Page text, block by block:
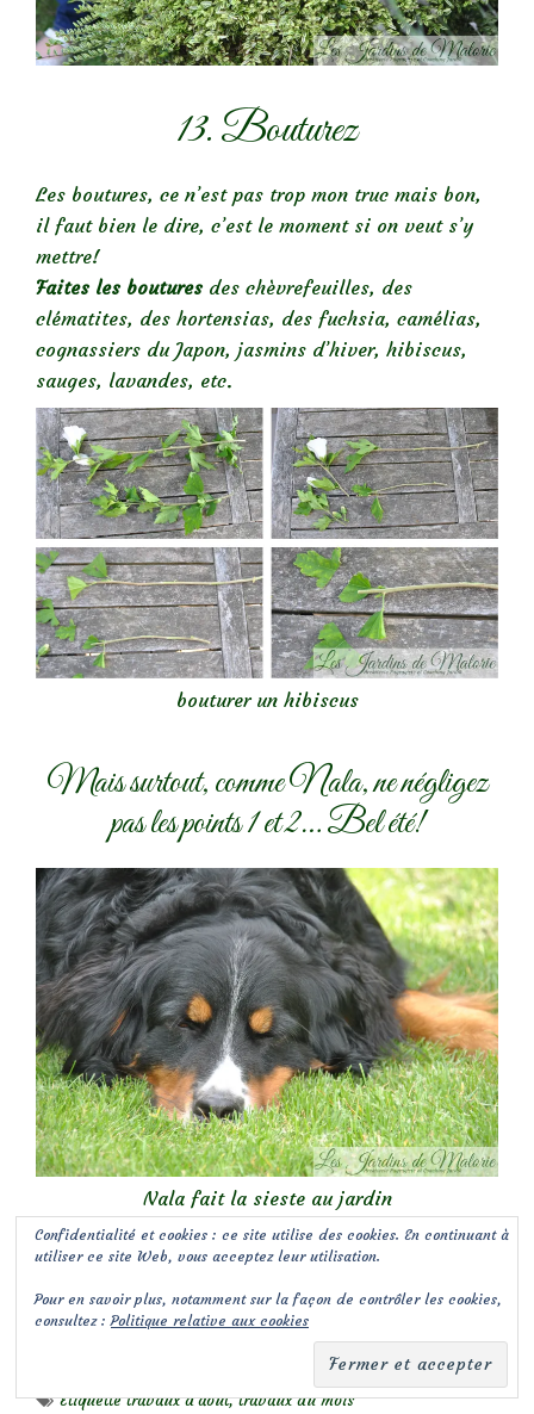
13. Bouturez
Les boutures, ce n’est pas trop mon truc mais bon,
il faut bien le dire, c’est le moment si on veut s’y
mettre!
Faites les boutures des chèvrefeuilles, des
clématites, des hortensias, des fuchsia, camélias,
cognassiers du Japon, jasmins d’hiver, hibiscus,
sauges, lavandes, etc.
bouturer un hibiscus
Mais surtout, comme Nala, ne négligez
pas les points 1 et 2… Bel été!
Nala fait la sieste au jardin
E-mail Imprimer
Étiquettetravaux d'août,travaux du mois
Confidentialité et cookies : ce site utilise des cookies. En continuant à
utiliser ce site Web, vous acceptez leur utilisation.
Pour en savoir plus, notamment sur la façon de contrôler les cookies,
consultez :Politique relative aux cookies